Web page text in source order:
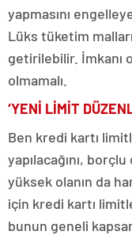
yapmasını
Lüks tüketim
getirilebilir. İmkanı
olmamalı.
‘YENİ LİMİT
Ben kredi kartı
yapılacağını,
yüksek olanın da
için kredi kartı
bunun geneli